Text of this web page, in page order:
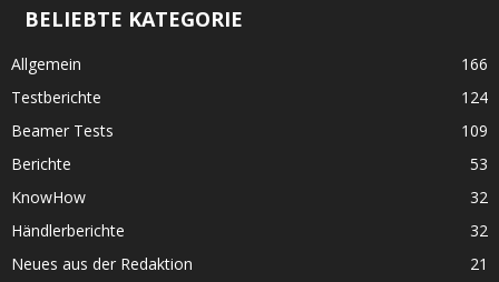
BELIEBTE KATEGORIE
Allgemein
166
Testberichte
124
Beamer Tests
109
Berichte
53
KnowHow
32
Händlerberichte
32
Neues aus der Redaktion
21